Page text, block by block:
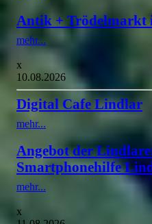
Antik + Trödelmarkt
mehr...
x
10.08.2026
Digital Cafe Lindlar
mehr...
Angebot der
Smartphonehilfe
mehr...
x